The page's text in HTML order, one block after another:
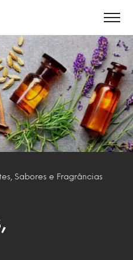
Sabores e Fragrâncias